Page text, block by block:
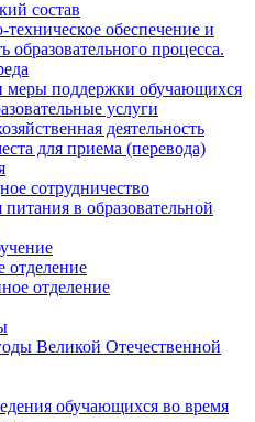
состав
обеспечение и
образовательного процесса.
меры поддержки обучающихся
услуги
деятельность
для приема (перевода)
сотрудничество
в образовательной
отделение
отделение
Великой Отечественной
обучающихся во время